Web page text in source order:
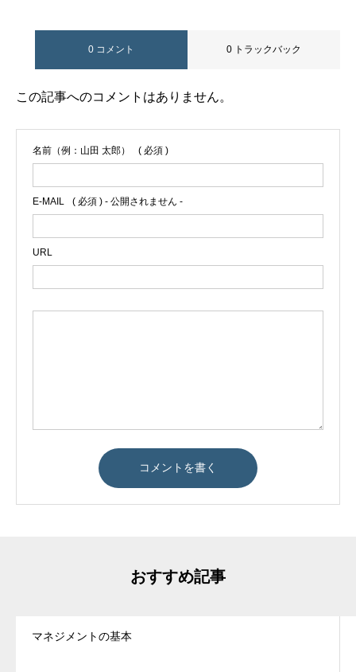
0 コメント 0 トラックバック
この記事へのコメントはありません。
名前（例：山田 太郎） ( 必須 )
E-MAIL ( 必須 ) - 公開されません -
URL
おすすめ記事
マネジメントの基本